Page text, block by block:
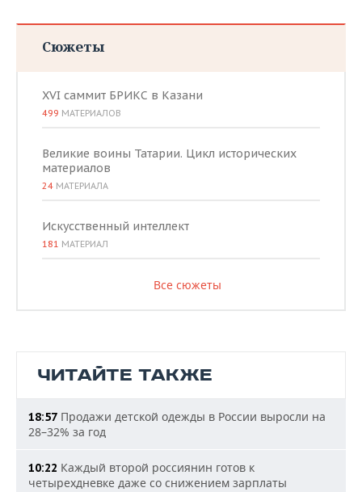
Сюжеты
XVI саммит БРИКС в Казани
499 МАТЕРИАЛОВ
Великие воины Татарии. Цикл исторических
материалов
24 МАТЕРИАЛА
Искусственный интеллект
181 МАТЕРИАЛ
Все сюжеты
ЧИТАЙТЕ ТАКЖЕ
18:57 Продажи детской одежды в России выросли на
28–32% за год
10:22 Каждый второй россиянин готов к
четырехдневке даже со снижением зарплаты